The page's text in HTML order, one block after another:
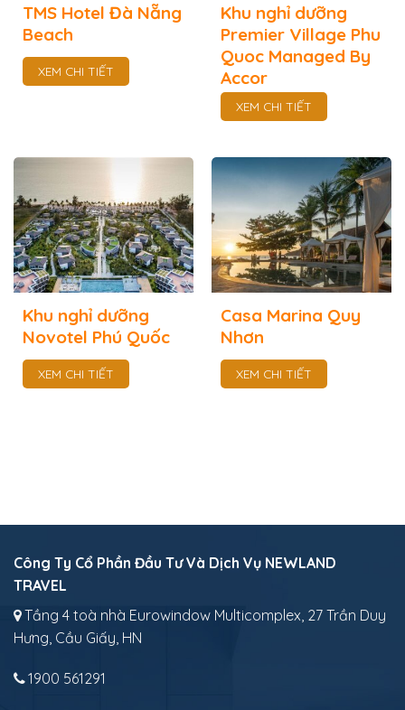
TMS Hotel Đà Nẵng
Beach
XEM CHI TIẾT
Khu nghỉ dưỡng
Premier Village Phu
Quoc Managed By
Accor
XEM CHI TIẾT
Khu nghỉ dưỡng
Novotel Phú Quốc
XEM CHI TIẾT
Casa Marina Quy
Nhơn
XEM CHI TIẾT
Công Ty Cổ Phần Đầu Tư Và Dịch Vụ NEWLAND
TRAVEL
Tầng 4 toà nhà Eurowindow Multicomplex, 27 Trần Duy
Hưng, Cầu Giấy, HN
1900 561291